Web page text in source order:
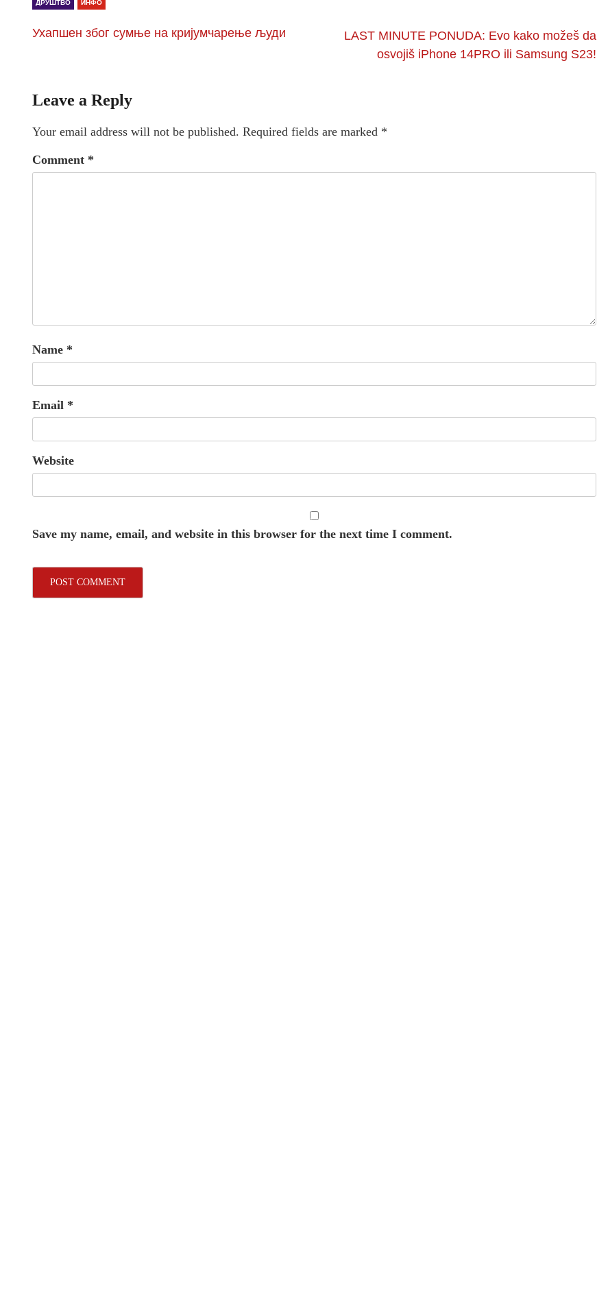
ДРУШТВО ИНФО
Ухапшен због сумње на кријумчарење људи
LAST MINUTE PONUDA: Evo kako možeš da
osvojiš iPhone 14PRO ili Samsung S23!
Leave a Reply
Your email address will not be published. Required fields are marked *
Comment *
Name *
Email *
Website
Save my name, email, and website in this browser for the next time I comment.